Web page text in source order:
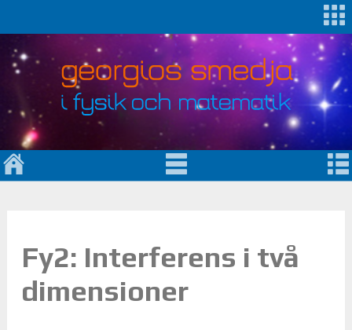
Fy2: Interferens i två
dimensioner